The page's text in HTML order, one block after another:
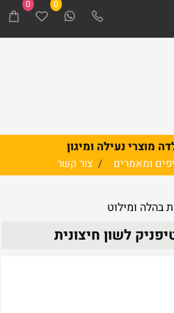
מוצרי נעילה ומיגון
ומאמרים /צור קשר
0 0
בהלה ומילוט
לשון חיצונית